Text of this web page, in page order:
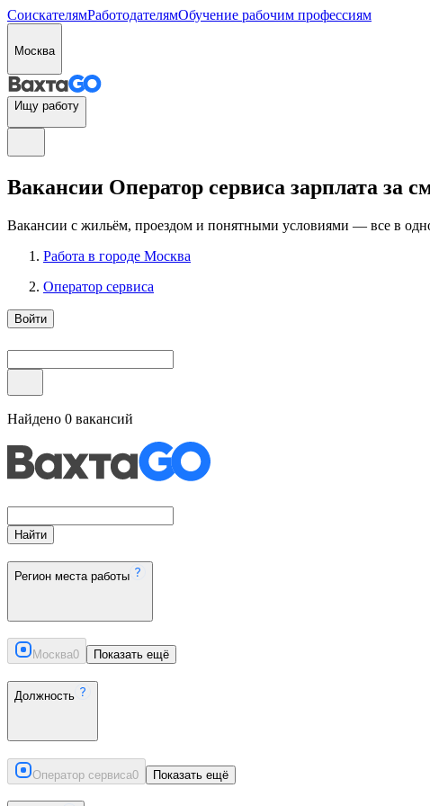
СоискателямРаботодателямОбучение рабочим профессиям
Москва
Ищу работу
Вакансии Оператор сервиса зарплата за
Вакансии с жильём, проездом и понятными условиями — все в
Работа в городе Москва
Оператор сервиса
Войти
Найдено 0 вакансий
Найти
Регион места работы
Москва0 Показать ещё
Должность
Оператор сервиса0 Показать ещё